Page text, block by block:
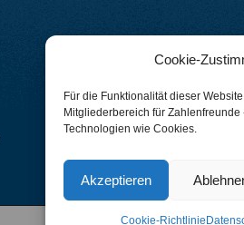
Cookie-
Für die Funktionalität dieser
Mitgliederbereich für
Technologien wie Cookies.
Akzeptieren
Cookie-Richtlinie